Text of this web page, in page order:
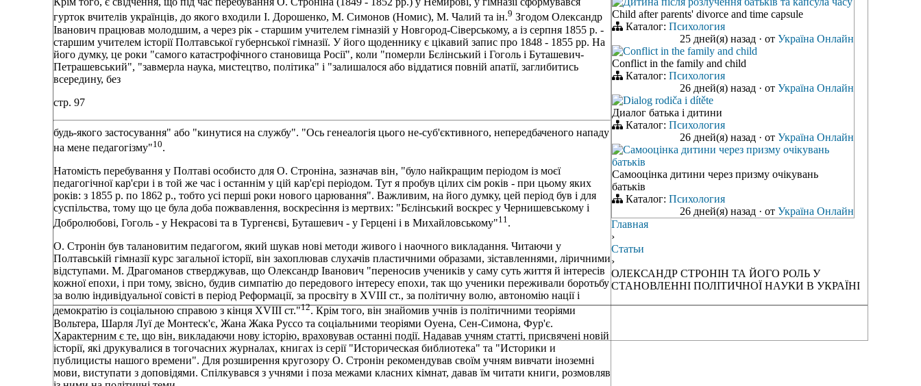
гурток вчителів українців, до якого входили І. Дорошенко, М. Симонов (Номис), М. Чалий та ін.9 Згодом Олександр
Іванович працював молодшим, а через рік - старшим учителем гімназій у Новгород-Сіверському, а із серпня 1855 р. -
старшим учителем історії Полтавської губернської гімназії. У його щоденнику є цікавий запис про 1848 - 1855 рр. На
його думку, це роки "самого катастрофічного становища Росії", коли "померли Бєлінський і Гоголь і Буташевич-
Петрашевський", "завмерла наука, мистецтво, політика" і "залишалося або віддатися повній апатії, заглибитись
всередину, без
стр. 97
будь-якого застосування" або "кинутися на службу". "Ось генеалогія цього не-суб'єктивного, непередбаченого нападу
на мене педагогізму"10.
Натомість перебування у Полтаві особисто для О. Строніна, зазначав він, "було найкращим періодом із моєї
педагогічної кар'єри і в той же час і останнім у цій кар'єрі періодом. Тут я пробув цілих сім років - при цьому яких
років: з 1855 р. по 1862 р., тобто усі перші роки нового царювання". Важливим, на його думку, цей період був і для
суспільства, тому що це була доба пожвавлення, воскресіння із мертвих: "Бєлінський воскрес у Чернишевському і
Добролюбові, Гоголь - у Некрасові та в Тургенєві, Буташевич - у Герцені і в Михайловському"11 .
О. Стронін був талановитим педагогом, який шукав нові методи живого і наочного викладання. Читаючи у
Полтавській гімназії курс загальної історії, він захоплював слухачів пластичними образами, зіставленнями, ліричними
відступами. М. Драгоманов стверджував, що Олександр Іванович "переносив учеників у саму суть життя й інтересів
кожної епохи, і при тому, звісно, будив симпатію до передового інтересу епохи, так що ученики переживали боротьбу
за волю індивідуальної совісті в період Реформації, за просвіту в XVIII ст., за політичну волю, автономію нації і
демократію із соціальною справою з кінця XVIII ст."12. Крім того, він знайомив учнів із політичними теоріями
Вольтера, Шарля Луї де Монтеск'є, Жана Жака Руссо та соціальними теоріями Оуена, Сен-Симона, Фур'є.
Характерним є те, що він, викладаючи нову історію, враховував останні події. Надавав учням статті, присвячені новій
історії, які друкувалися в тогочасних журналах, книгах із серії "Историческая библиотека" та "Историки и
публицисты нашого времени". Для розширення кругозору О. Стронін рекомендував своїм учням вивчати іноземні
мови, виступати з доповідями. Спілкувався з учнями і поза межами класних кімнат, давав їм читати книги, розмовляв
Child after parents' divorce and time capsule
Каталог: Психология
25 дней(я) назад · от Україна Онлайн
Conflict in the family and child
Conflict in the family and child
Каталог: Психология
26 дней(я) назад · от Україна Онлайн
Dialog rodiča i dítěte
Диалог батька і дитини
Каталог: Психология
26 дней(я) назад · от Україна Онлайн
Самооцінка дитини через призму очікувань
батьків
Самооцінка дитини через призму очікувань
батьків
Каталог: Психология
26 дней(я) назад · от Україна Онлайн
Главная
›
Статьи
›
ОЛЕКСАНДР СТРОНІН ТА ЙОГО РОЛЬ У
СТАНОВЛЕННІ ПОЛІТИЧНОЇ НАУКИ В УКРАЇНІ